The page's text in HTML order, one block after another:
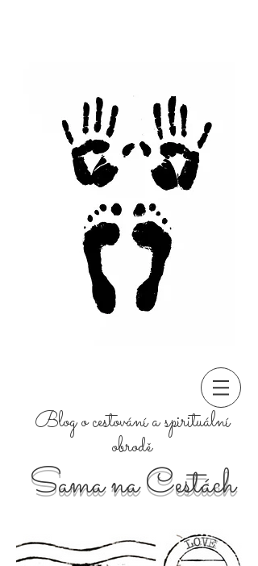
Sama na Cestách
Blog o cestování a spirituální
obrodě